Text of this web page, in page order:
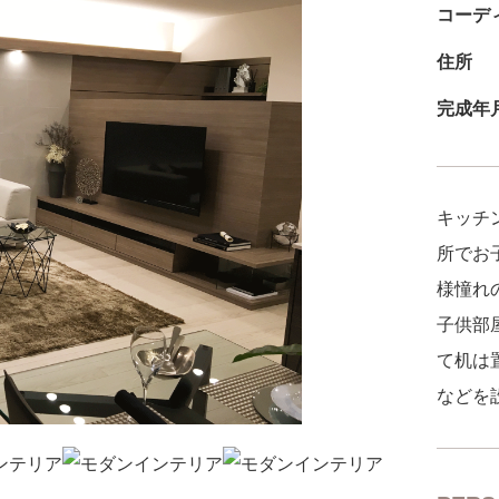
コーデ
住所
完成年
キッチ
所でお
様憧れ
子供部
て机は
などを